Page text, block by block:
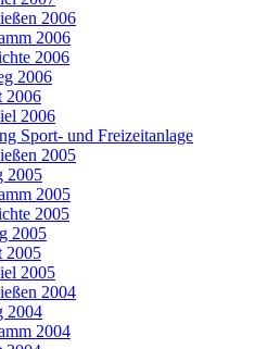
2006
2006
2006
2006
2006
2006
Sport- und Freizeitanlage
2005
2005
2005
2005
2005
2005
2005
2004
2004
2004